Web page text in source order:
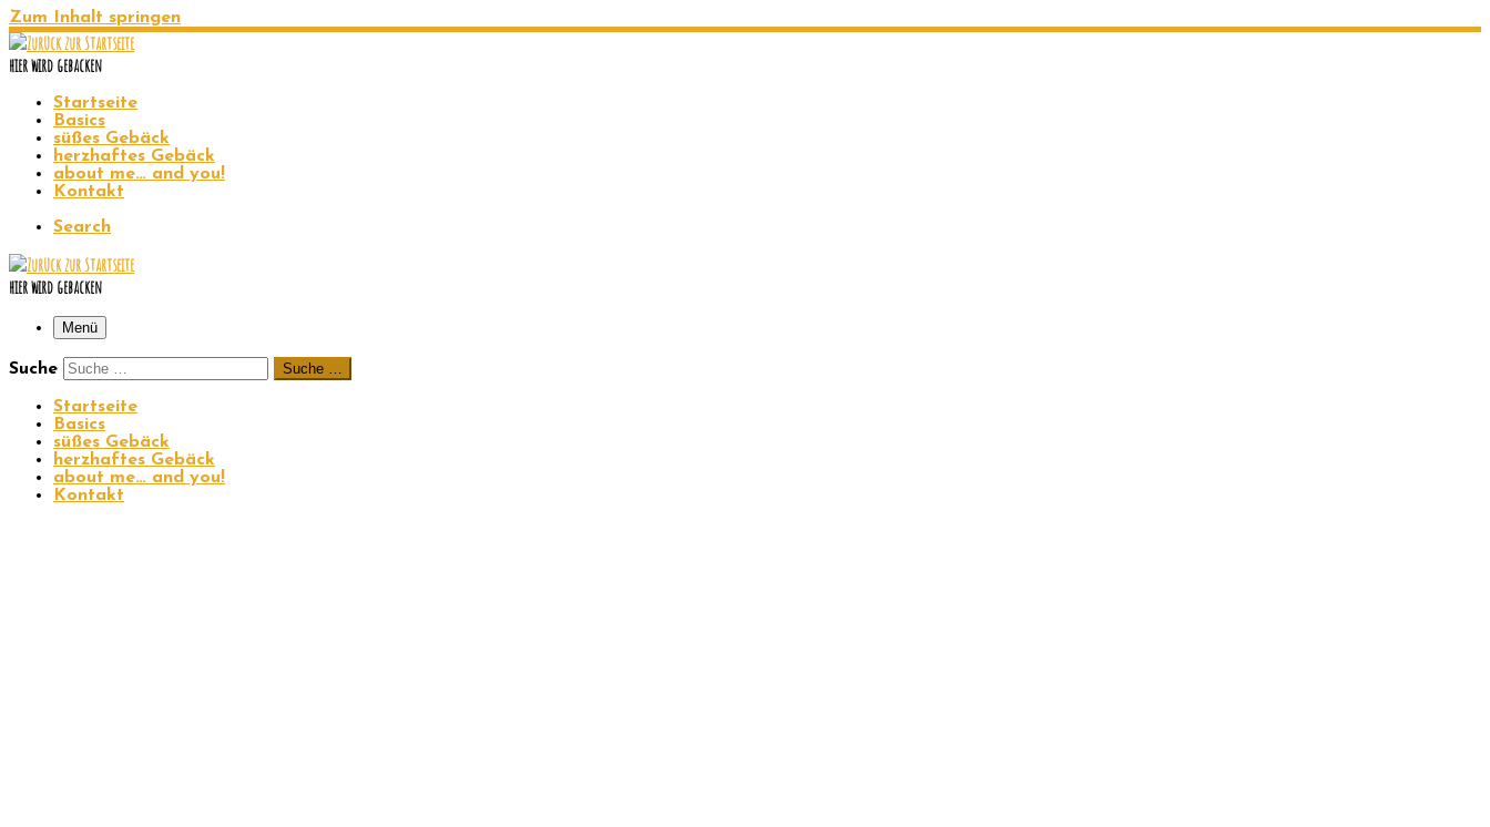
Zum Inhalt springen
hier wird gebacken
Startseite
Basics
süßes Gebäck
herzhaftes Gebäck
about me… and you!
Kontakt
Search
hier wird gebacken
Menü
Suche Suche …
Startseite
Basics
süßes Gebäck
herzhaftes Gebäck
about me… and you!
Kontakt